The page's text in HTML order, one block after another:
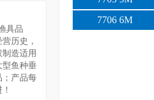
具品
历史，
造适用
型鱼种垂
；产品每
7706 6M